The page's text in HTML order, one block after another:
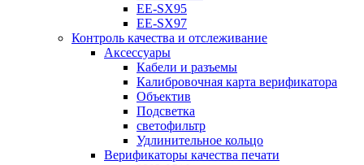
EE-SX95
EE-SX97
Контроль качества и отслеживание
Аксессуары
Кабели и разъемы
Калибровочная карта верификатора
Объектив
Подсветка
светофильтр
Удлинительное кольцо
Верификаторы качества печати